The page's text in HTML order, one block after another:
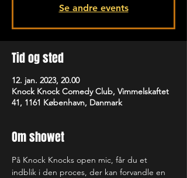
Se andre events
Tid og sted
12. jan. 2023, 20.00
Knock Knock Comedy Club, Vimmelskaftet
41, 1161 København, Danmark
Om showet
På Knock Knocks open mic, får du et
indblik i den proces, der kan forvandle en